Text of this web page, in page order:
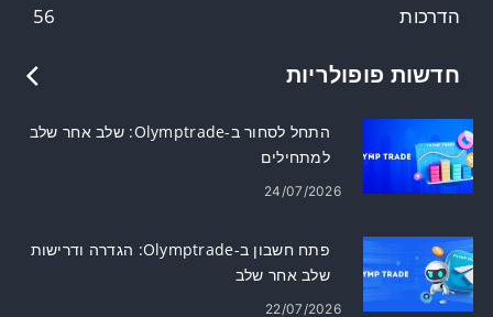
56
הדרכות
חדשות פופולריות
התחל לסחור ב-Olymptrade: שלב אחר שלב
למתחילים
24/07/2026
פתח חשבון ב-Olymptrade: הגדרה ודרישות
שלב אחר שלב
22/07/2026